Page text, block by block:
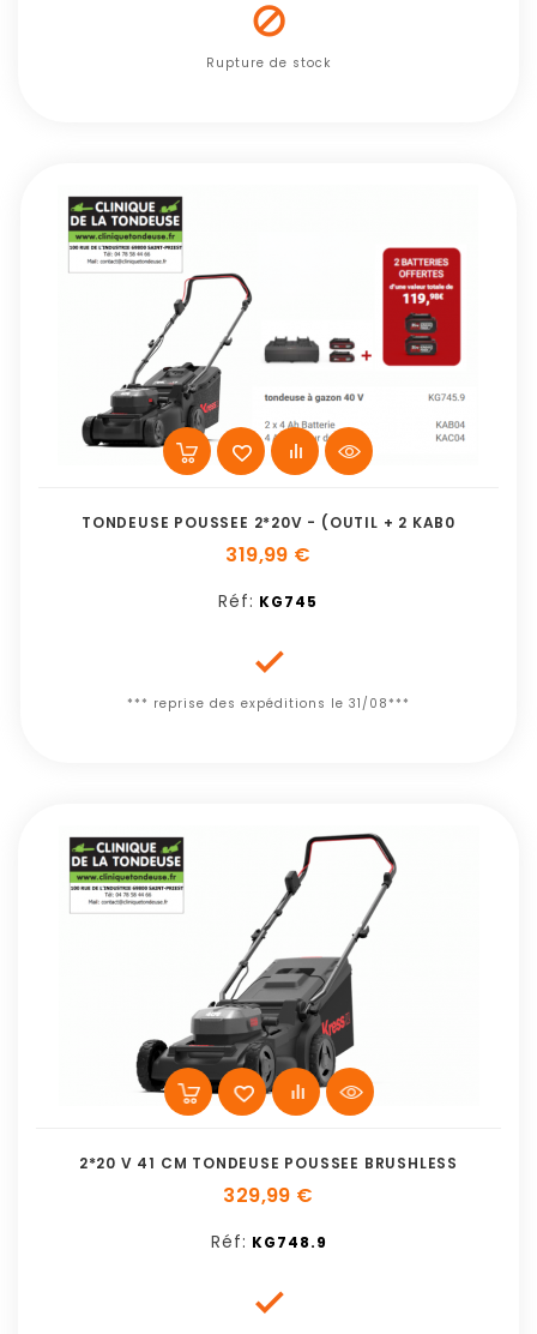

Rupture de stock
TONDEUSE POUSSEE 2*20V - (OUTIL + 2 KAB0
319,99 €
Réf: KG745

*** reprise des expéditions le 31/08***
2*20 V 41 CM TONDEUSE POUSSEE BRUSHLESS
329,99 €
Réf: KG748.9
